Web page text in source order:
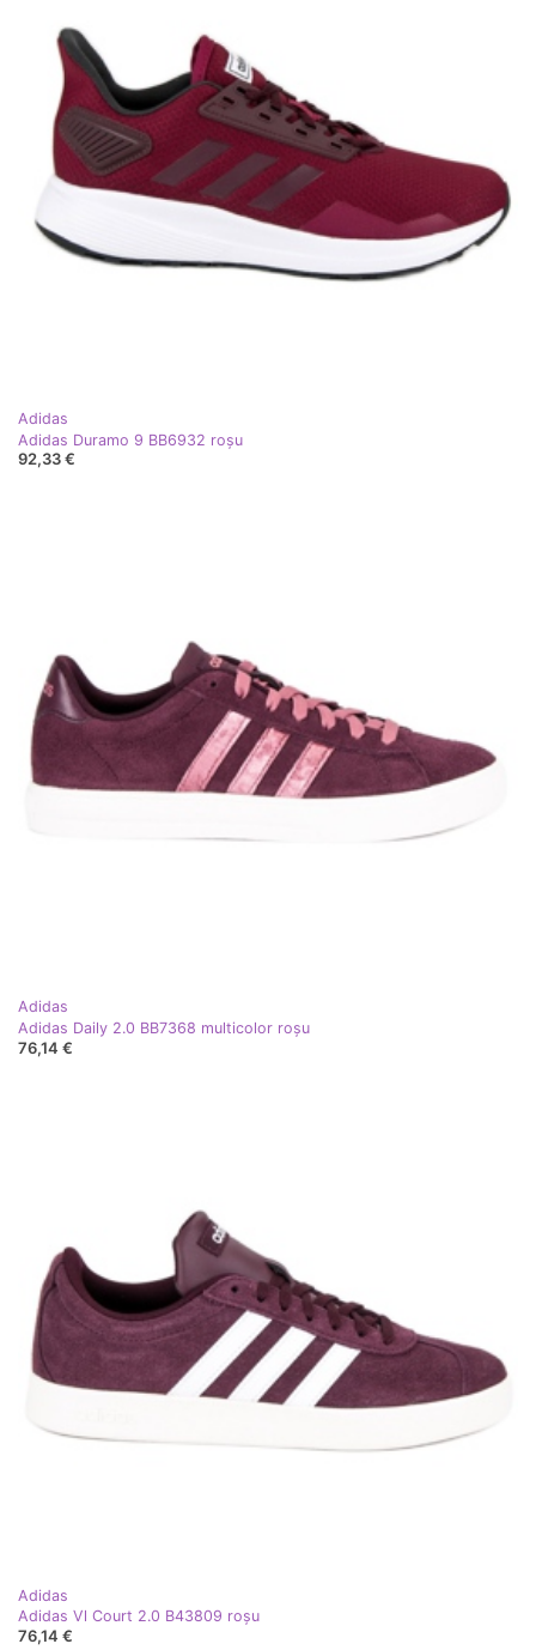
Adidas
Adidas Duramo 9 BB6932 roşu
92,33 €
Adidas
Adidas Daily 2.0 BB7368 multicolor roşu
76,14 €
Adidas
Adidas Vl Court 2.0 B43809 roşu
76,14 €